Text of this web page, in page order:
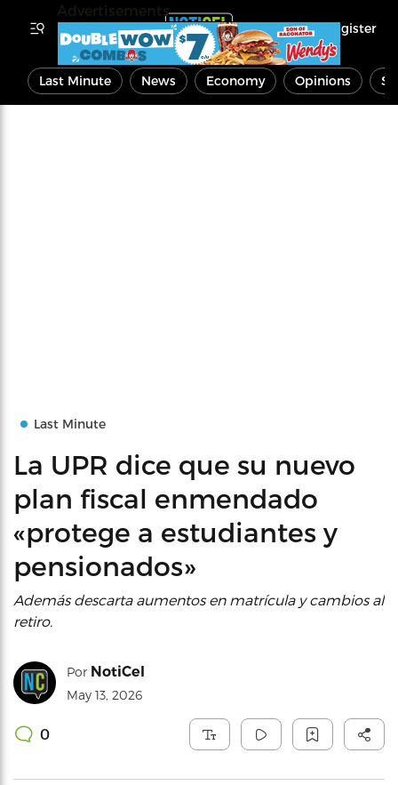
Register
Last Minute News Economy Opinions
Last Minute
La UPR dice que su nuevo
plan fiscal enmendado
«protege a estudiantes y
pensionados»
Además descarta aumentos en matrícula y cambios al
retiro.
Por NotiCel
May 13, 2026
0
Advertisements